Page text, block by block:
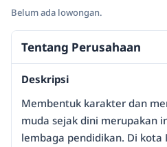
Belum ada lowongan.
Tentang Perusahaan
Deskripsi
Membentuk karakter dan
muda sejak dini merupakan
lembaga pendidikan. Di kota